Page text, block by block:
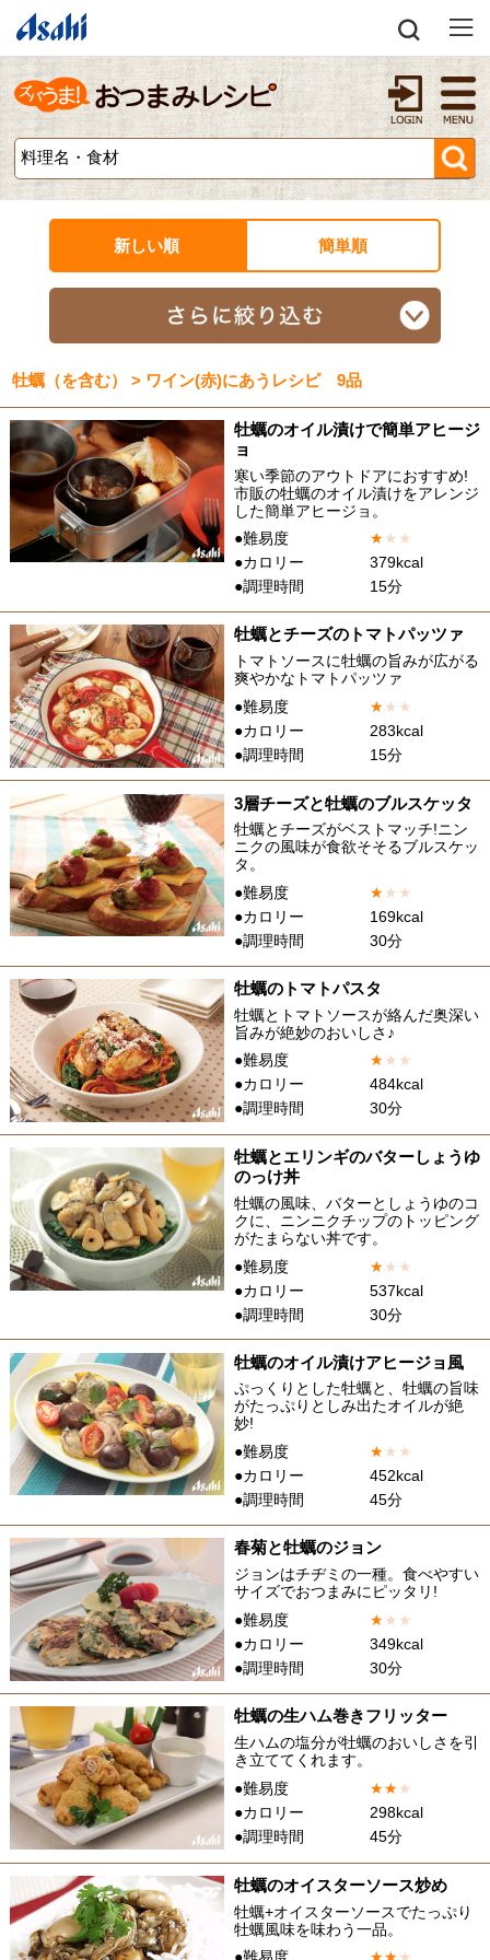
新しい順 簡単順
牡蠣（を含む） > ワイン(赤)にあうレシピ 9品
牡蠣のオイル漬けで簡単アヒージ
ョ
寒い季節のアウトドアにおすすめ!
市販の牡蠣のオイル漬けをアレンジ
した簡単アヒージョ。
●難易度
★★ ★
●カロリー
379kcal
●調理時間
15分
牡蠣とチーズのトマトパッツァ
トマトソースに牡蠣の旨みが広がる
爽やかなトマトパッツァ
●難易度
★★ ★
●カロリー
283kcal
●調理時間
15分
3層チーズと牡蠣のブルスケッタ
牡蠣とチーズがベストマッチ!ニン
ニクの風味が食欲そそるブルスケッ
タ。
●難易度
★★ ★
●カロリー
169kcal
●調理時間
30分
牡蠣のトマトパスタ
牡蠣とトマトソースが絡んだ奥深い
旨みが絶妙のおいしさ♪
●難易度
★★ ★
●カロリー
484kcal
●調理時間
30分
牡蠣とエリンギのバターしょうゆ
のっけ丼
牡蠣の風味、バターとしょうゆのコ
クに、ニンニクチップのトッピング
がたまらない丼です。
●難易度
★★ ★
●カロリー
537kcal
●調理時間
30分
牡蠣のオイル漬けアヒージョ風
ぷっくりとした牡蠣と、牡蠣の旨味
がたっぷりとしみ出たオイルが絶
妙!
●難易度
★★ ★
●カロリー
452kcal
●調理時間
45分
春菊と牡蠣のジョン
ジョンはチヂミの一種。食べやすい
サイズでおつまみにピッタリ!
●難易度
★★ ★
●カロリー
349kcal
●調理時間
30分
牡蠣の生ハム巻きフリッター
生ハムの塩分が牡蠣のおいしさを引
き立ててくれます。
●難易度
★★★
●カロリー
298kcal
●調理時間
45分
牡蠣のオイスターソース炒め
牡蠣+オイスターソースでたっぷり
牡蠣風味を味わう一品。